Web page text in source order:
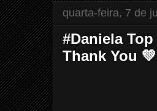
quarta-feira, 7 de
#Daniela
Thank You 💚